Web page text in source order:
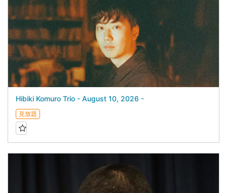
Hibiki Komuro Trio - August 10, 2026 -
見放題